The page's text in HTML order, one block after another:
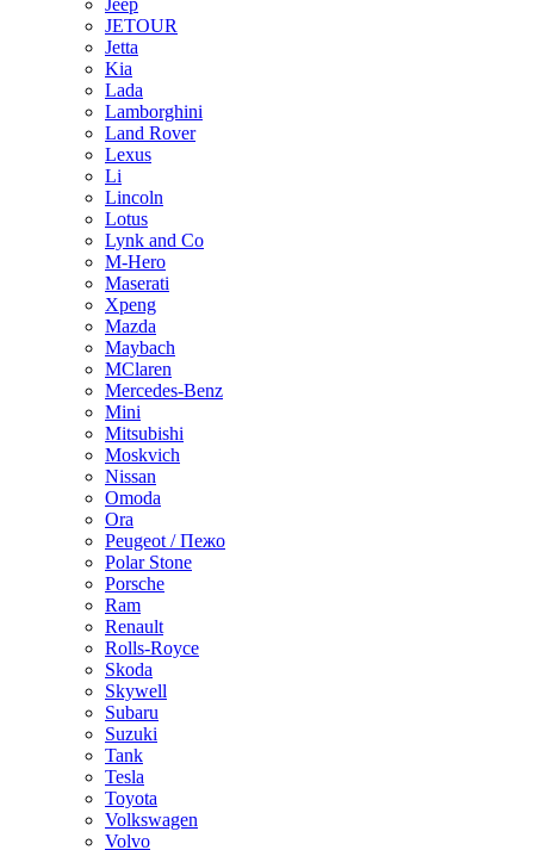
Jeep
JETOUR
Jetta
Kia
Lada
Lamborghini
Land Rover
Lexus
Li
Lincoln
Lotus
Lynk and Co
M-Hero
Maserati
Xpeng
Mazda
Maybach
MClaren
Mercedes-Benz
Mini
Mitsubishi
Moskvich
Nissan
Omoda
Ora
Peugeot / Пежо
Polar Stone
Porsche
Ram
Renault
Rolls-Royce
Skoda
Skywell
Subaru
Suzuki
Tank
Tesla
Toyota
Volkswagen
Volvo